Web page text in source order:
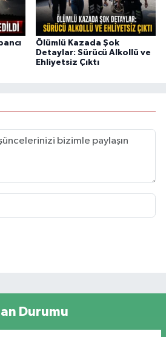
Ölümlü Kazada Şok
Detaylar: Sürücü Alkollü ve
Ehliyetsiz Çıktı
Durumu